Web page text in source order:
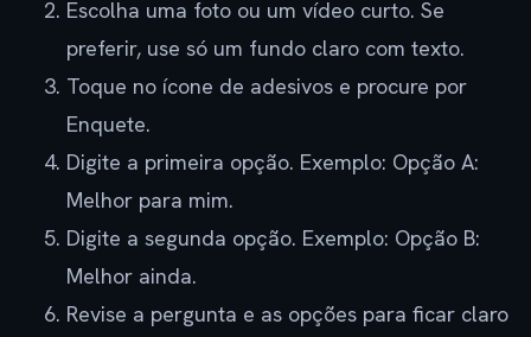
Escolha uma foto ou um vídeo curto. Se
preferir, use só um fundo claro com texto.
Toque no ícone de adesivos e procure por
Enquete.
Digite a primeira opção. Exemplo: Opção A:
Melhor para mim.
Digite a segunda opção. Exemplo: Opção B:
Melhor ainda.
Revise a pergunta e as opções para ficar claro